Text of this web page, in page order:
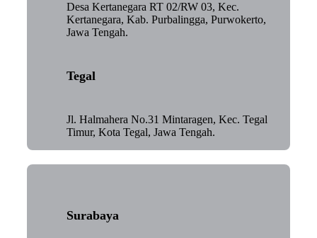
Desa Kertanegara RT 02/RW 03, Kec.
Kertanegara, Kab. Purbalingga, Purwokerto,
Jawa Tengah.
Tegal
Jl. Halmahera No.31 Mintaragen, Kec. Tegal
Timur, Kota Tegal, Jawa Tengah.
Surabaya